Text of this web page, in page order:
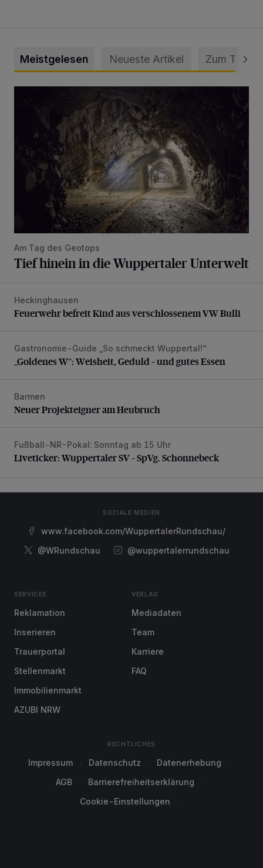
Meistgelesen Neueste Artikel Zum Thema
Am Tag des Geotops
Tief hinein in die Wuppertaler Unterwelt
Feuerwehr befreit Kind aus verschlossenem VW Bulli
Heckinghausen
Feuerwehr befreit Kind aus verschlossenem VW Bulli
„Goldenes W“: Weisheit, Geduld – und gutes Essen
Gastronomie-Guide „So schmeckt Wuppertal!“
„Goldenes W“: Weisheit, Geduld – und gutes Essen
Neuer Projekteigner am Heubruch
Barmen
Neuer Projekteigner am Heubruch
Liveticker: Wuppertaler SV – SpVg. Schonnebeck
Fußball-NR-Pokal: Sonntag ab 15 Uhr
Liveticker: Wuppertaler SV – SpVg. Schonnebeck
SOZIALE MEDIEN
www.facebook.com/WuppertalerRundschau/
@WRundschau
@wuppertalerrundschau
SERVICES
Reklamation
Inserieren
Trauerportal
Stellenmarkt
Immobilienmarkt
AZUBI NRW
VERLAG
Mediadaten
Team
Karriere
FAQ
RECHTLICHES
Impressum Datenschutz
Datenerhebung
AGB
Barrierefreiheitserklärung
Cookie-Einstellungen